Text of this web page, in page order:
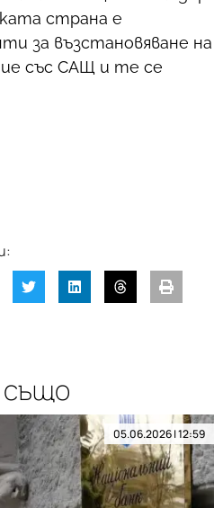
страна е
за възстановяване на
със САЩ и те се
05.06.2026 | 12:59